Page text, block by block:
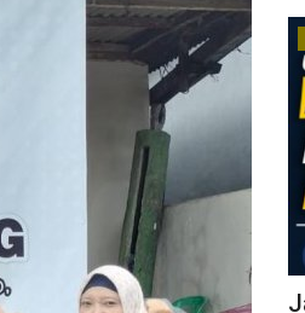
Kalimantan Barat